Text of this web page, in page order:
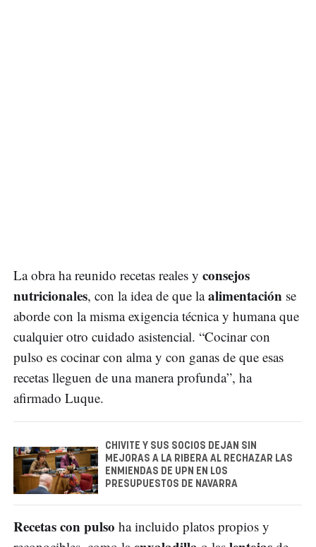
La obra ha reunido recetas reales y consejos
nutricionales, con la idea de que laalimentación se
aborde con la misma exigencia técnica y humana que
cualquier otro cuidado asistencial. “Cocinar con
pulso es cocinar con alma y con ganas de que esas
recetas lleguen de una manera profunda”, ha
afirmado Luque.
CHIVITE Y SUS SOCIOS DEJAN SIN
MEJORAS A LA RIBERA AL RECHAZAR LAS
ENMIENDAS DE UPN EN LOS
PRESUPUESTOS DE NAVARRA
Recetas con pulso ha incluido platos propios y